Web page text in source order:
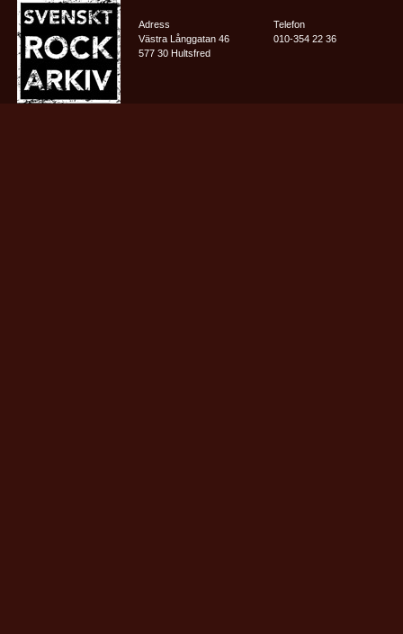
Adress
Västra Långgatan 46
577 30 Hultsfred
Telefon
010-354 22 36